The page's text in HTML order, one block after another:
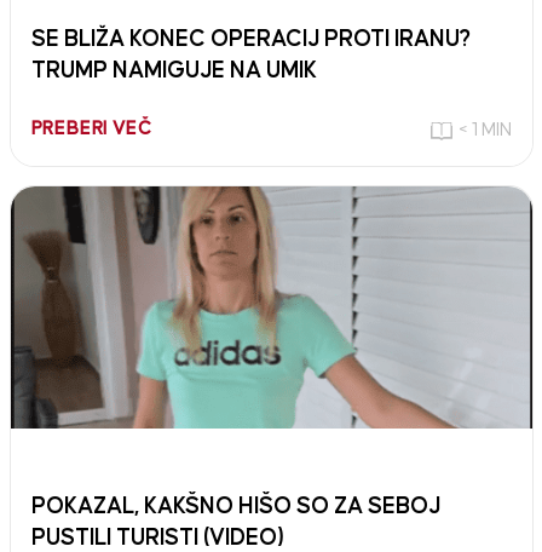
SE BLIŽA KONEC OPERACIJ PROTI IRANU?
TRUMP NAMIGUJE NA UMIK
PREBERI VEČ < 1 MIN
POKAZAL, KAKŠNO HIŠO SO ZA SEBOJ
PUSTILI TURISTI (VIDEO)